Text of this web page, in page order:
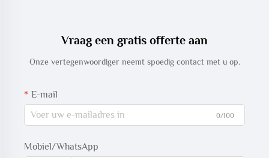
Vraag een gratis offerte aan
Onze vertegenwoordiger neemt spoedig contact met u op.
E-mail
0/100
Mobiel/WhatsApp